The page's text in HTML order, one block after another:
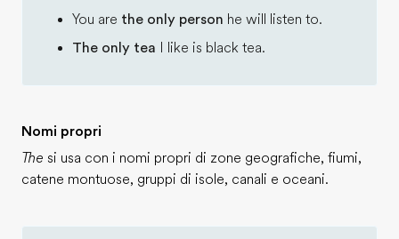
You are the only person he will listen to.
The only tea I like is black tea.
Nomi propri
The si usa con i nomi propri di zone geografiche, fiumi,
catene montuose, gruppi di isole, canali e oceani.